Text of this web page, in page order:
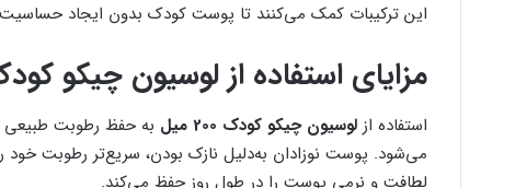
این ترکیبات کمک می‌کنند تا پوست کودک بدون ایجاد
مزایای استفاده از لوسیون چیکو کودک 200
استفاده از لوسیون چیکو کودک 200 میل
به حفظ رطوبت
می‌شود. پوست نوزادان به‌دلیل نازک بودن، سریع‌تر رطوبت خود
لطافت و نرمی پوست را در طول روز حفظ می‌کند.